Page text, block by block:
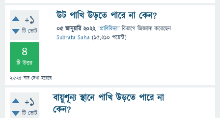
+1
টি ভোট
4
টি উত্তর
2,525 বার দেখা হয়েছে
উট পাখি উড়তে পারে না কেন?
05 জানুয়ারি 2022 "প্রাণিবিদ্যা" বিভাগে জিজ্ঞাসাকরেছেন
Subrata Saha (15,210 পয়েন্ট)
+1
টি ভোট
বায়ুশূন্য স্থানে পাখি উড়তে পারে না
কেন?